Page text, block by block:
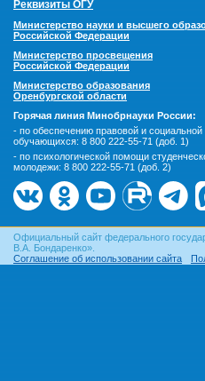
Реквизиты ОГУ
Министерство науки и высшего
Российской Федерации
Министерство просвещения
Российской Федерации
Министерство образования
Оренбургской области
Горячая линия Минобрнауки России:
- по обеспечению правовой и
обучающихся: 8 800 222-55-71 (доб. 1)
- по психологической помощи
молодежи: 8 800 222-55-71 (доб. 2)
Официальный сайт федерального
В.А. Бондаренко».
Соглашение об использовании сайта